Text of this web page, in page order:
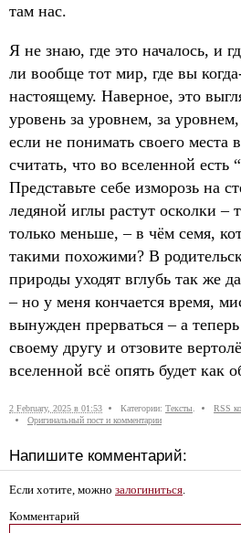
там нас.
Я не знаю, где это началось, и
ли вообще тот мир, где вы
настоящему. Наверное, это
уровень за уровнем, за
если не понимать своего места
считать, что во вселенной есть
Представьте себе изморозь на
ледяной иглы растут осколки –
только меньше, – в чём семя,
такими похожими? В
природы уходят вглубь так же
– но у меня кончается время,
вынужден прерваться – а
своему другу и отзовите
вселенной всё опять будет как
2 February, 2025 в 01:53 Категории: Тексты
RSS
Оригинальный пост и комментарии
Напишите комментарий:
Если хотите, можно залогиниться
Комментарий